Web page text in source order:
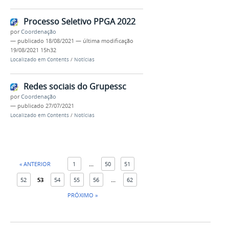
Processo Seletivo PPGA 2022
porCoordenação
— publicado 18/08/2021 — última modificação
19/08/2021 15h32
Localizado em Contents / Notícias
Redes sociais do Grupessc
porCoordenação
— publicado 27/07/2021
Localizado em Contents / Notícias
« ANTERIOR 1 ... 50 51
52 53 54 55 56 ...
62
PRÓXIMO »